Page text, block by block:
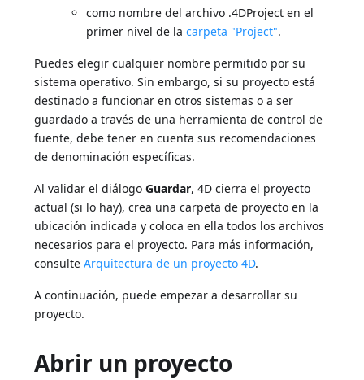
como nombre del archivo .4DProject en el
primer nivel de lacarpeta "Project".
Puedes elegir cualquier nombre permitido por su
sistema operativo. Sin embargo, si su proyecto está
destinado a funcionar en otros sistemas o a ser
guardado a través de una herramienta de control de
fuente, debe tener en cuenta sus recomendaciones
de denominación específicas.
Al validar el diálogoGuardar, 4D cierra el proyecto
actual (si lo hay), crea una carpeta de proyecto en la
ubicación indicada y coloca en ella todos los archivos
necesarios para el proyecto. Para más información,
consulteArquitectura de un proyecto 4D.
A continuación, puede empezar a desarrollar su
proyecto.
Abrir un proyecto